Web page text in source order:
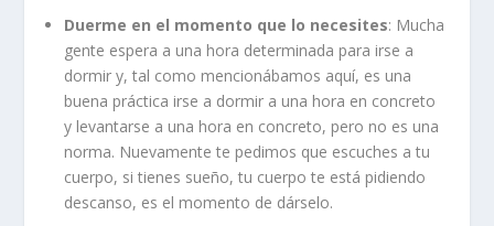
Duerme en el momento que lo necesites: Mucha
gente espera a una hora determinada para irse a
dormir y, tal como mencionábamos aquí, es una
buena práctica irse a dormir a una hora en concreto
y levantarse a una hora en concreto, pero no es una
norma. Nuevamente te pedimos que escuches a tu
cuerpo, si tienes sueño, tu cuerpo te está pidiendo
descanso, es el momento de dárselo.